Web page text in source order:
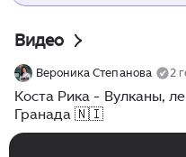
Видео
Вероника Степанова 2
Коста Рика - Вулканы,
Гранада 🇳🇮